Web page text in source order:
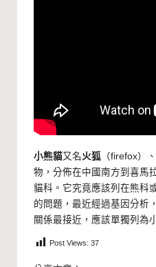
小熊貓又名 火狐 （firefox）
物，分佈在中國 南方到 喜馬
貓科。它究竟應該列在熊科
的問題，最近經過基因分析
關係最接近，應該單獨列為
Post Views: 37